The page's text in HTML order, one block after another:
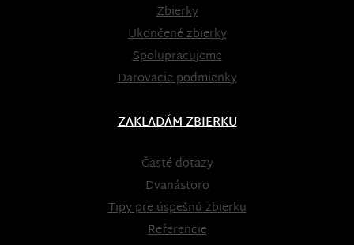
Zbierky
Ukončené zbierky
Spolupracujeme
Darovacie podmienky
ZAKLADÁM ZBIERKU
Časté dotazy
Dvanástoro
Tipy pre úspešnú zbierku
Referencie